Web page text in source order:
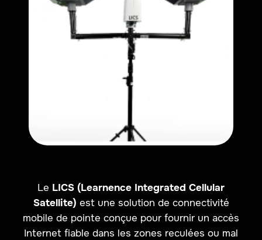
Le LICS (Learnence Integrated Cellular
Satellite) est une solution de connectivité
mobile de pointe conçue pour fournir un accès
Internet fiable dans les zones reculées ou mal